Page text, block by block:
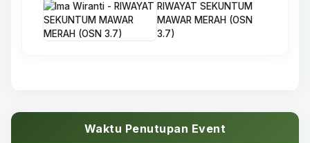
RIWAYAT SEKUNTUM
MAWAR MERAH (OSN
3.7)
Waktu Penutupan Event